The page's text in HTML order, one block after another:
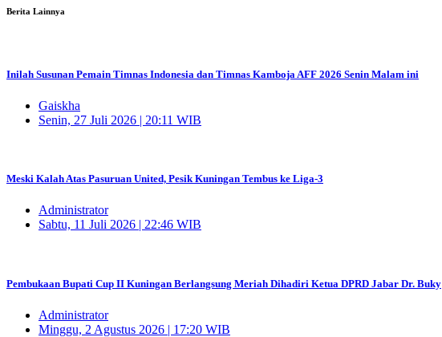
Berita Lainnya
Inilah Susunan Pemain Timnas Indonesia dan Timnas Kamboja AFF 2026 Senin Malam ini
Gaiskha
Senin, 27 Juli 2026 | 20:11 WIB
Meski Kalah Atas Pasuruan United, Pesik Kuningan Tembus ke Liga-3
Administrator
Sabtu, 11 Juli 2026 | 22:46 WIB
Pembukaan Bupati Cup II Kuningan Berlangsung Meriah Dihadiri Ketua DPRD Jabar Dr. Buky
Administrator
Minggu, 2 Agustus 2026 | 17:20 WIB